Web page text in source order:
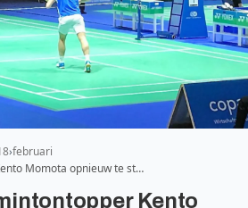
februari
Momota opnieuw te st…
Kento